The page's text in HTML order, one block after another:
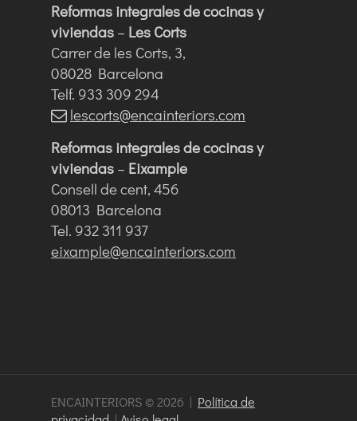
Reformas integrales de cocinas y
viviendas – Les Corts
Carrer de les Corts, 3,
08028 Barcelona
Telf. 933 309 294
lescorts@encainteriors.com
Reformas integrales de cocinas y
viviendas – Eixample
Consell de cent, 456
08013 Barcelona
Tel. 932 311 937
eixample@encainteriors.com
ENCAINTERIORS © 2026 | Política de